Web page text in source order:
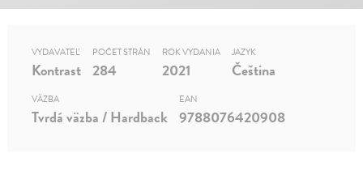
VYDAVATEĽ
Kontrast
POČET STRÁN
284
ROK VYDANIA
2021
JAZYK
Čeština
VÄZBA
Tvrdá väzba / Hardback
EAN
9788076420908